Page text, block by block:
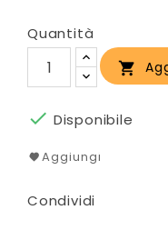
Quantità

 Disponibile
Aggiungi
Condividi